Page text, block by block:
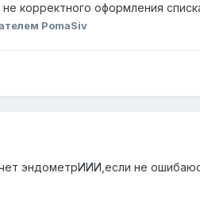
корректного оформления
PomaSiv
эндометрИИИ,если не